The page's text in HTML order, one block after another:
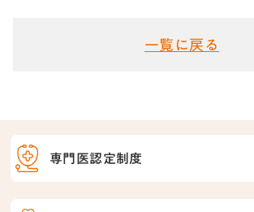
専門医認定制度
一覧に戻る